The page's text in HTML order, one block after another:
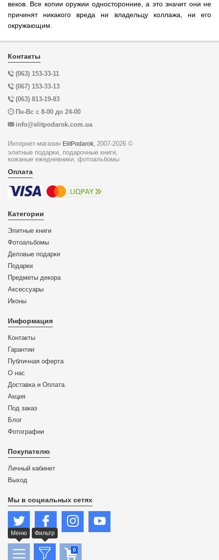
веков. Все копии оружии односторонние, а это значит они не
причинят никакого вреда ни владельцу коллажа, ни его
окружающим.
Контакты
(063) 153-33-11
(067) 153-33-13
(063) 813-19-83
Пн-Вс с 8-00 до 24-00
info@elitpodarok.com.ua
Интернет-магазин ElitPodarok,
2007-2026 ©
элитные подарки, подарочные книги,
кожаные ежедневники, фотоальбомы
Оплата
Категории
Элитные книги
Фотоальбомы
Деловые подарки
Подарки
Предметы декора
Аксессуары
Иконы
Информация
Контакты
Гарантии
Публичная оферта
О нас
Доставка и Оплата
Акция
Под заказ
Блог
Фотографии
Покупателю
Личный кабинет
Выход
Мы в социальных сетях
Меню Фильтр
0